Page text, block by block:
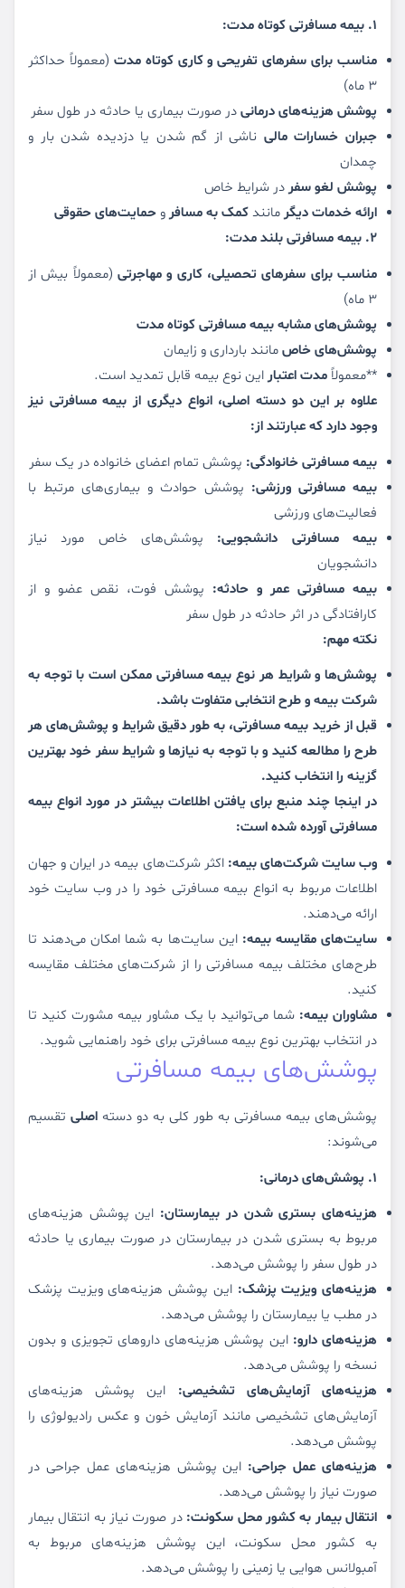
1. بیمه مسافرتی کوتاه مدت:
مناسب برای سفرهای تفریحی و کاری کوتاه مدت (معمولاً حداکثر
3 ماه)
پوشش هزینه‌های درمانیدر صورت بیماری یا حادثه در طول سفر
جبران خسارات مالی ناشی از گم شدن یا دزدیده شدن بار و
چمدان
پوشش لغو سفردر شرایط خاص
ارائه خدمات دیگرمانندکمک به مسافروحمایت‌های حقوقی
2. بیمه مسافرتی بلند مدت:
مناسب برای سفرهای تحصیلی، کاری و مهاجرتی (معمولاً بیش از
3 ماه)
پوشش‌های مشابه بیمه مسافرتی کوتاه مدت
پوشش‌های خاصمانند بارداری و زایمان
**معمولاًمدت اعتباراین نوع بیمه قابل تمدید است.
علاوه بر این دو دسته اصلی، انواع دیگری از بیمه مسافرتی نیز
وجود دارد که عبارتند از:
بیمه مسافرتی خانوادگی: پوشش تمام اعضای خانواده در یک سفر
بیمه مسافرتی ورزشی: پوشش حوادث و بیماری‌های مرتبط با
فعالیت‌های ورزشی
بیمه مسافرتی دانشجویی: پوشش‌های خاص مورد نیاز
دانشجویان
بیمه مسافرتی عمر و حادثه: پوشش فوت، نقص عضو و از
کارافتادگی در اثر حادثه در طول سفر
نکته مهم:
پوشش‌ها و شرایط هر نوع بیمه مسافرتی ممکن است با توجه به
شرکت بیمه و طرح انتخابی متفاوت باشد.
قبل از خرید بیمه مسافرتی، به طور دقیق شرایط و پوشش‌های هر
طرح را مطالعه کنید و با توجه به نیازها و شرایط سفر خود بهترین
گزینه را انتخاب کنید.
در اینجا چند منبع برای یافتن اطلاعات بیشتر در مورد انواع بیمه
مسافرتی آورده شده است:
وب سایت شرکت‌های بیمه: اکثر شرکت‌های بیمه در ایران و جهان
اطلاعات مربوط به انواع بیمه مسافرتی خود را در وب سایت خود
ارائه می‌دهند.
سایت‌های مقایسه بیمه: این سایت‌ها به شما امکان می‌دهند تا
طرح‌های مختلف بیمه مسافرتی را از شرکت‌های مختلف مقایسه
کنید.
مشاوران بیمه: شما می‌توانید با یک مشاور بیمه مشورت کنید تا
در انتخاب بهترین نوع بیمه مسافرتی برای خود راهنمایی شوید.
پوشش‌های بیمه مسافرتی
پوشش‌های بیمه مسافرتی به طور کلی به دو دسته اصلی تقسیم
می‌شوند:
1. پوشش‌های درمانی:
هزینه‌های بستری شدن در بیمارستان: این پوشش هزینه‌های
مربوط به بستری شدن در بیمارستان در صورت بیماری یا حادثه
در طول سفر را پوشش می‌دهد.
هزینه‌های ویزیت پزشک: این پوشش هزینه‌های ویزیت پزشک
در مطب یا بیمارستان را پوشش می‌دهد.
هزینه‌های دارو: این پوشش هزینه‌های داروهای تجویزی و بدون
نسخه را پوشش می‌دهد.
هزینه‌های آزمایش‌های تشخیصی: این پوشش هزینه‌های
آزمایش‌های تشخیصی مانند آزمایش خون و عکس رادیولوژی را
پوشش می‌دهد.
هزینه‌های عمل جراحی: این پوشش هزینه‌های عمل جراحی در
صورت نیاز را پوشش می‌دهد.
انتقال بیمار به کشور محل سکونت: در صورت نیاز به انتقال بیمار
به کشور محل سکونت، این پوشش هزینه‌های مربوط به
آمبولانس هوایی یا زمینی را پوشش می‌دهد.